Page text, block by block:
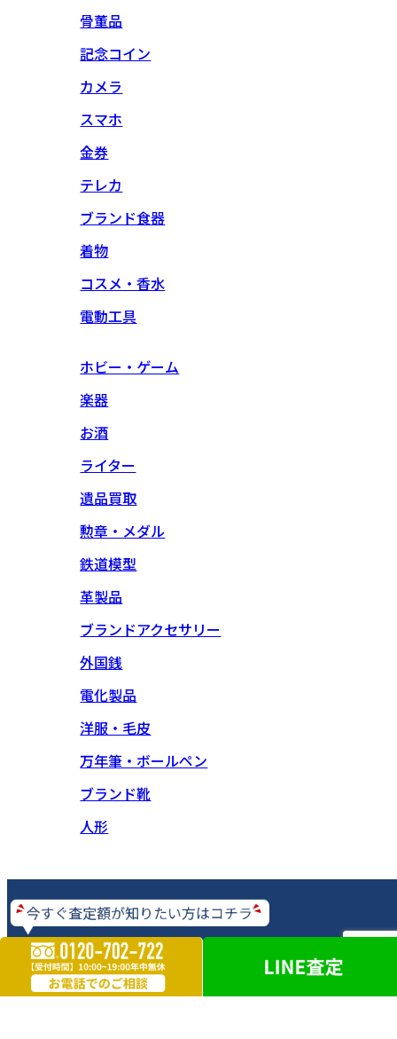
骨董品
記念コイン
カメラ
スマホ
金券
テレカ
ブランド食器
着物
コスメ・香水
電動工具
ホビー・ゲーム
楽器
お酒
ライター
遺品買取
勲章・メダル
鉄道模型
革製品
ブランドアクセサリー
外国銭
電化製品
洋服・毛皮
万年筆・ボールペン
ブランド靴
人形
【神奈川県公安委員会 古物商許可】 第452630001414号
© 2023 Copyright 買取大吉 All Rights Reserved.